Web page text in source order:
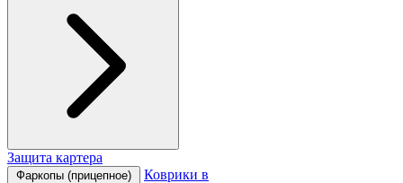
Защита картера
Фаркопы (прицепное) Коврики в